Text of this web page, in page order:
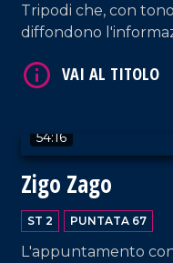
Tripodi che, con
diffondono
Lamezia Terme.
54:16
Zigo Zago
ST 2 PUNTATA 67
L'appuntamento
VAI AL TITOLO
VAI AL TITOLO